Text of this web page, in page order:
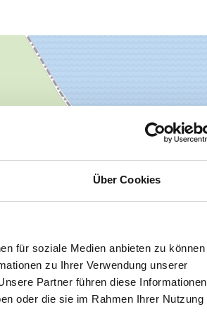
Über Cookies
für soziale Medien anbieten zu können
zu Ihrer Verwendung unserer
Partner führen diese Informationen
oder die sie im Rahmen Ihrer Nutzung